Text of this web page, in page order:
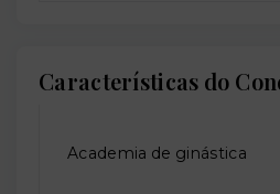
Características do
Academia de ginástica